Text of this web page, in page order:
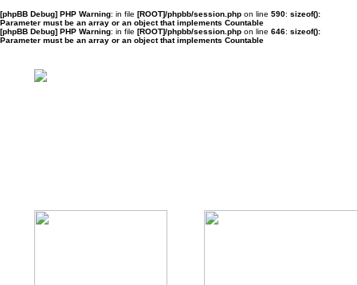
[phpBB Debug] PHP Warning: in file [ROOT]/phpbb/session.php on line 590: sizeof():
Parameter must be an array or an object that implements Countable
[phpBB Debug] PHP Warning: in file [ROOT]/phpbb/session.php on line 646: sizeof():
Parameter must be an array or an object that implements Countable